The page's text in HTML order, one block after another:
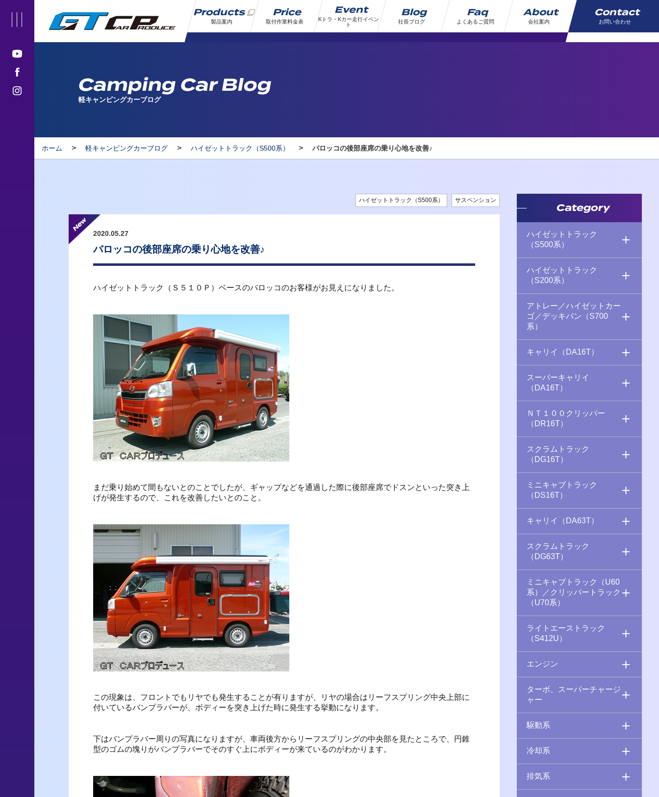
Products
製品案内
Price
取付作業料金表
Event
Kトラ・Kカー走行イベン
ト
Blog
社長ブログ
Faq
よくあるご質問
About
会社案内
Contact
お問い合わせ
Camping Car Blog
軽キャンピングカーブログ
ホーム > 軽キャンピングカーブログ > ハイゼットトラック（S500系） > バロッコの後部座席の乗り心地を改善♪
ハイゼットトラック（S500系） サスペンション
2020.05.27
バロッコの後部座席の乗り心地を改善♪
ハイゼットトラック（Ｓ５１０Ｐ）ベースのバロッコのお客様がお見えになりました。
まだ乗り始めて間もないとのことでしたが、ギャップなどを通過した際に後部座席でドスンといった突き上
げが発生するので、これを改善したいとのこと。
この現象は、フロントでもリヤでも発生することが有りますが、リヤの場合はリーフスプリング中央上部に
付いているバンプラバーが、ボディーを突き上げた時に発生する挙動になります。
下はバンプラバー周りの写真になりますが、車両後方からリーフスプリングの中央部を見たところで、円錐
型のゴムの塊りがバンプラバーでそのすぐ上にボディーが来ているのがわかります。
Category
ハイゼットトラック
（S500系）
ハイゼットトラック
（S200系）
アトレー／ハイゼットカー
ゴ／デッキバン（S700
系）
キャリイ（DA16T）
スーパーキャリイ
（DA16T）
ＮＴ１００クリッパー
（DR16T）
スクラムトラック
（DG16T）
ミニキャブトラック
（DS16T）
キャリイ（DA63T）
スクラムトラック
（DG63T）
ミニキャブトラック（U60
系）／クリッパートラック
（U70系）
ライトエーストラック
（S412U）
エンジン
ターボ、スーパーチャージ
ャー
駆動系
冷却系
排気系